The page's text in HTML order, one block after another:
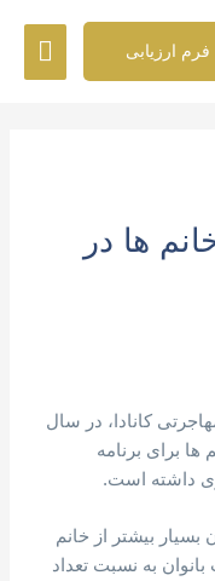
فرم ارزیابی
ها در
کانادا، در سال
ها برای برنامه
داشته است.
بسیار بیشتر از خانم
به نسبت تعداد